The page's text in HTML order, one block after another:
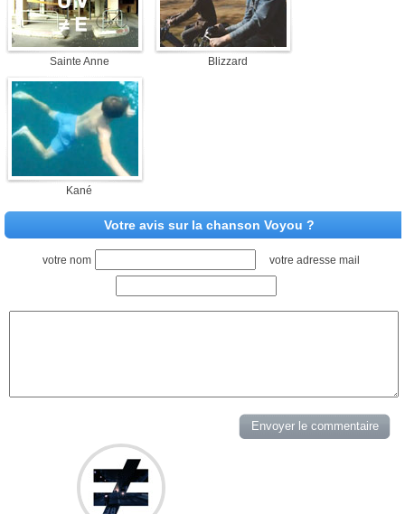
Sainte Anne Blizzard
Kané
Votre avis sur la chanson Voyou ?
votre nom votre adresse mail